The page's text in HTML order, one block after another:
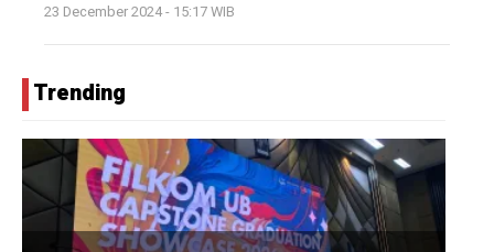
23 December 2024 - 15:17 WIB
Trending